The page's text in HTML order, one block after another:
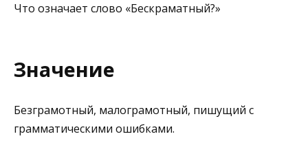
Что означает слово «Бескраматный?»
Значение
Безграмотный, малограмотный, пишущий с
грамматическими ошибками.